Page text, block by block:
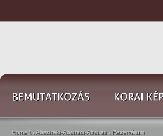
Home \ \ Absztrakt-Abstract-Abstrait\ Rezervátum